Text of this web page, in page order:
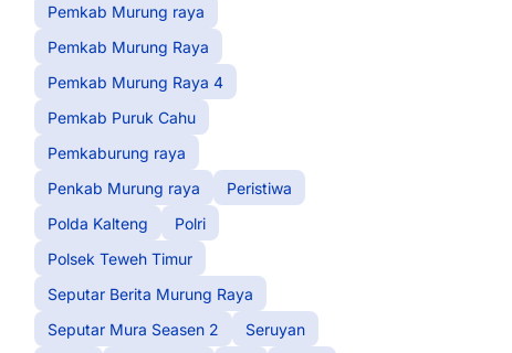
Pemkab Murung raya
Pemkab Murung Raya
Pemkab Murung Raya 4
Pemkab Puruk Cahu
Pemkaburung raya
Penkab Murung raya
Peristiwa
Polda Kalteng
Polri
Polsek Teweh Timur
Seputar Berita Murung Raya
Seputar Mura Seasen 2
Seruyan